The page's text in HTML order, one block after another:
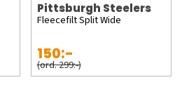
Pittsburgh Steelers
Fleecefilt Split Wide
150:-
(ord. 299:-)